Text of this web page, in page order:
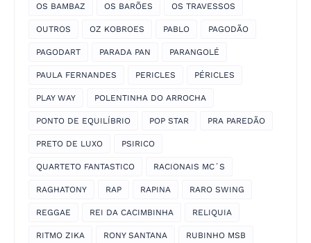
OS BAMBAZ OS BARÕES OS TRAVESSOS
OUTROS OZ KOBROES PABLO PAGODÃO
PAGODART PARADA PAN PARANGOLÉ
PAULA FERNANDES PERICLES PÉRICLES
PLAY WAY POLENTINHA DO ARROCHA
PONTO DE EQUILÍBRIO POP STAR PRA PAREDÃO
PRETO DE LUXO PSIRICO
QUARTETO FANTASTICO RACIONAIS MC´S
RAGHATONY RAP RAPINA RARO SWING
REGGAE REI DA CACIMBINHA RELIQUIA
RITMO ZIKA RONY SANTANA RUBINHO MSB